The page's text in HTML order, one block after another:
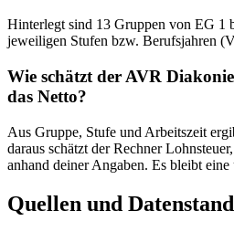
Hinterlegt sind 13 Gruppen von EG 1
jeweiligen Stufen bzw. Berufsjahren
Wie schätzt der AVR
das Netto?
Aus Gruppe, Stufe und Arbeitszeit
daraus schätzt der Rechner
anhand deiner Angaben. Es bleibt
Quellen und Datenstand